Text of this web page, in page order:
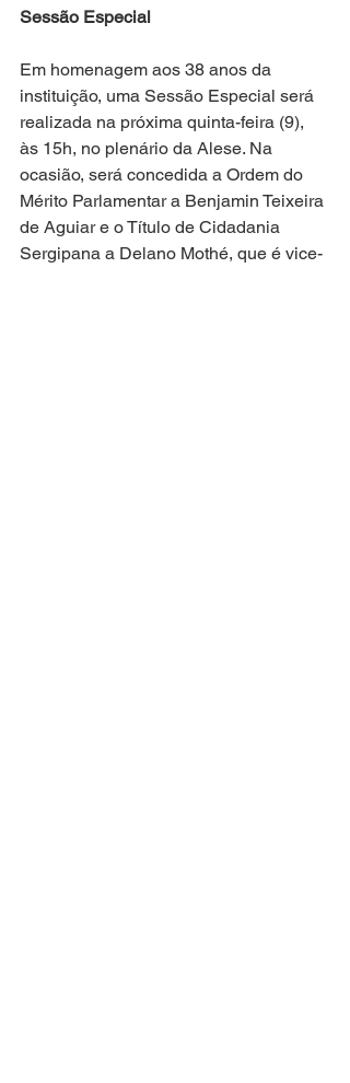
Sessão Especial
Em homenagem aos 38 anos da
instituição, uma Sessão Especial será
realizada na próxima quinta-feira (9),
às 15h, no plenário da Alese. Na
ocasião, será concedida a Ordem do
Mérito Parlamentar a Benjamin Teixeira
de Aguiar e o Título de Cidadania
Sergipana a Delano Mothé, que é vice-